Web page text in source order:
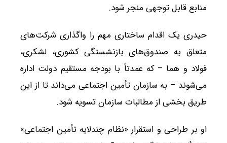
منابع قابل توجهی منجر شود.
حیدری یک اقدام ساختاری مهم را واگذاری شرکت‌های
متعلق به صندوق‌های بازنشستگی کشوری، لشکری،
فولاد و هما – که عمدتاً با بودجه مستقیم دولت اداره
می‌شوند – به سازمان تأمین اجتماعی می‌داند تا از این
طریق بخشی از مطالبات سازمان تسویه شود.
او بر طراحی و استقرار «نظام چندلایه تأمین اجتماعی»